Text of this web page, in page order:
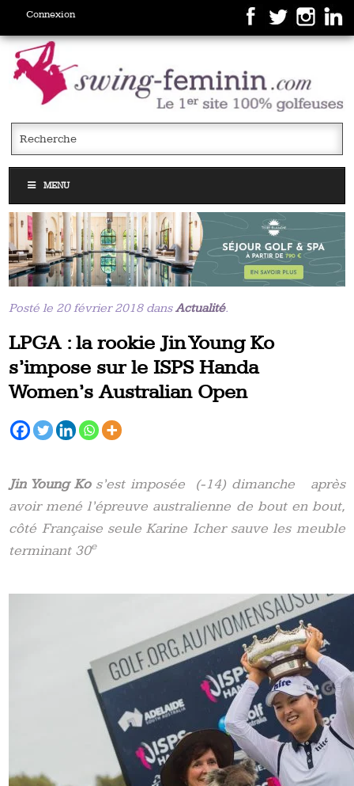
Connexion
MENU
Posté le 20 février 2018 dansActualité.
LPGA : la rookie Jin Young Ko
s’impose sur le ISPS Handa
Women’s Australian Open
Jin Young Ko s’est imposée (-14) dimanche après
avoir mené l’épreuve australienne de bout en bout,
côté Française seule Karine Icher sauve les meuble
terminant 30e